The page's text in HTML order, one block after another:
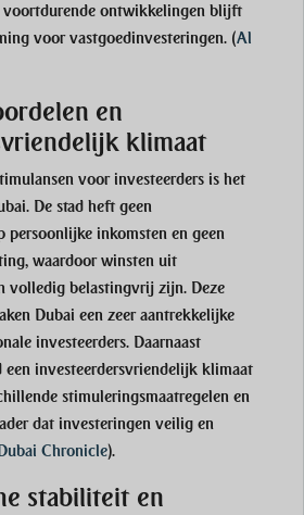
voortdurende ontwikkelingen blijft
voor vastgoedinvesteringen. (Al
en
klimaat
voor investeerders is het
De stad heft geen
persoonlijke inkomsten en geen
waardoor winsten uit
volledig belastingvrij zijn. Deze
Dubai een zeer aantrekkelijke
investeerders. Daarnaast
een investeerdersvriendelijk klimaat
stimuleringsmaatregelen en
dat investeringen veilig en
Chronicle).
stabiliteit en